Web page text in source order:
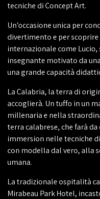
tecniche di Concept Art.
Un’occasione unica per
divertimento e per
internazionale come
insegnante motivato da
una grande capacità
La Calabria, la terra di
accoglierà. Un tuffo in un
millenaria e nella
terra calabrese, che farà
immersion nelle tecniche
con modella dal vero, alla
umana.
La tradizionale ospitalità
Mirabeau Park Hotel,